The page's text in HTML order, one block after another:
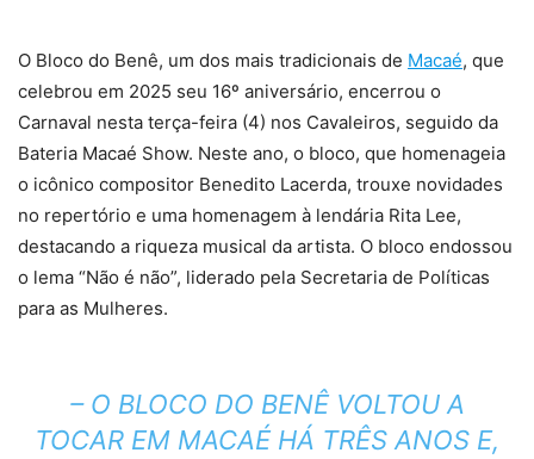
O Bloco do Benê, um dos mais tradicionais de Macaé, que
celebrou em 2025 seu 16º aniversário, encerrou o
Carnaval nesta terça-feira (4) nos Cavaleiros, seguido da
Bateria Macaé Show. Neste ano, o bloco, que homenageia
o icônico compositor Benedito Lacerda, trouxe novidades
no repertório e uma homenagem à lendária Rita Lee,
destacando a riqueza musical da artista. O bloco endossou
o lema “Não é não”, liderado pela Secretaria de Políticas
para as Mulheres.
– O BLOCO DO BENÊ VOLTOU A
TOCAR EM MACAÉ HÁ TRÊS ANOS E,